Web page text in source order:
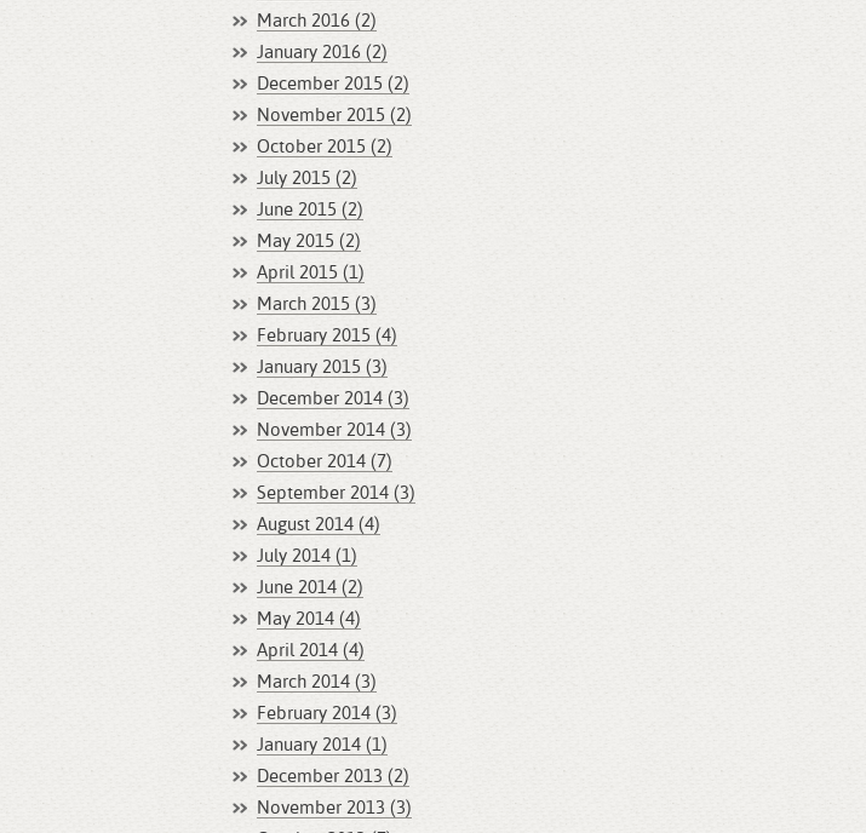
March 2016 (2)
January 2016 (2)
December 2015 (2)
November 2015 (2)
October 2015 (2)
July 2015 (2)
June 2015 (2)
May 2015 (2)
April 2015 (1)
March 2015 (3)
February 2015 (4)
January 2015 (3)
December 2014 (3)
November 2014 (3)
October 2014 (7)
September 2014 (3)
August 2014 (4)
July 2014 (1)
June 2014 (2)
May 2014 (4)
April 2014 (4)
March 2014 (3)
February 2014 (3)
January 2014 (1)
December 2013 (2)
November 2013 (3)